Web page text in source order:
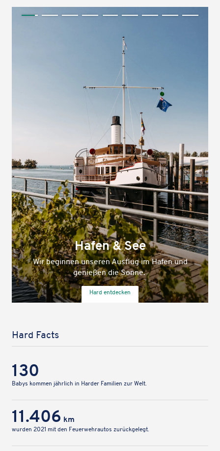
und
Natur
Weiter gehts in die Natur, hier lässt es
entspannen.
Hard entde­cken
Hard Facts
130
Babys kommen jähr­lich in Harder Fami­lien zur Welt.
11.406 km
wurden 2021 mit den Feuer­wehr­au­tos zurückgelegt.
Karte laden